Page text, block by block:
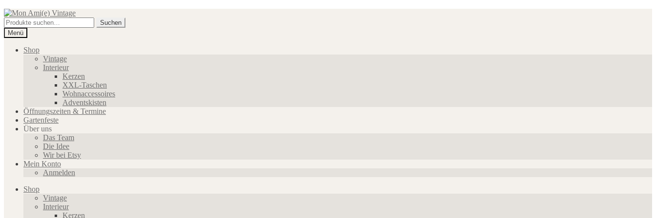
Zur
Navigation
springen
Zum
Inhalt
springen
Suche
nach:
Suchen
Menü
Shop
Vintage
Interieur
Kerzen
XXL-Taschen
Wohnaccessoires
Adventskisten
Öffnungszeiten & Termine
Gartenfeste
Über uns
Das Team
Die Idee
Wir bei Etsy
Mein Konto
Anmelden
Shop
Vintage
Interieur
Kerzen